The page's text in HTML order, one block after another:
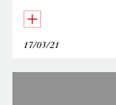
17/03/21